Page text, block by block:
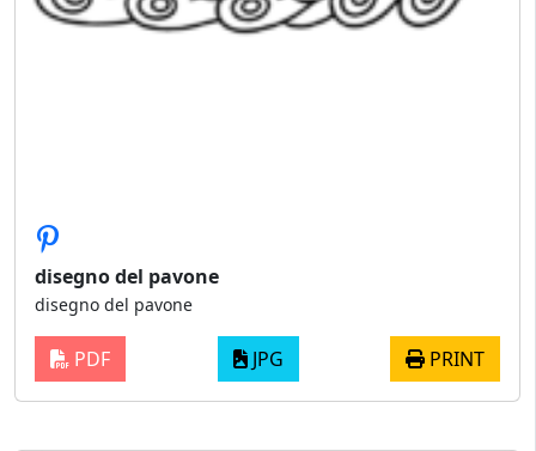
disegno del pavone
disegno del pavone
PDF JPG PRINT